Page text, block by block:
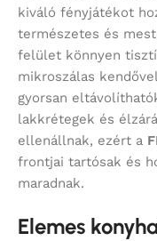
kiváló fényjátékot
természetes és
felület könnyen
mikroszálas
gyorsan
lakkrétegek és
ellenállnak, ezért a
frontjai tartósak és
maradnak.
Elemes